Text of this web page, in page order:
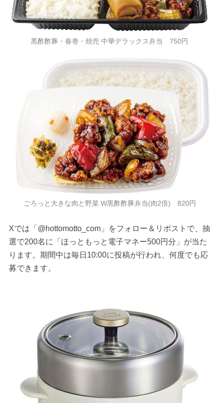
黒酢酢豚・春巻・焼売 中華デラックス弁当 750円
ごろっと大きな肉と野菜 W黒酢酢豚弁当(肉2倍) 820円
Xでは「@hottomotto_com」をフォロー＆リポストで、抽
選で200名に「ほっともっと電子マネー500円分」が当た
ります。期間中は毎日10:00に投稿が行われ、何度でも応
募できます。